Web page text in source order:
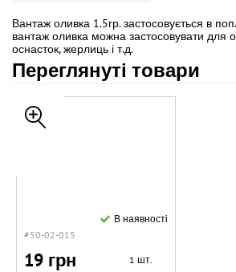
Вантаж оливка 1.5гр. застосовується в
вантаж оливка можна застосовувати для
оснасток, жерлиць і т.д.
Переглянуті товари
#50-02-015
В наявності
19 грн 1 шт.